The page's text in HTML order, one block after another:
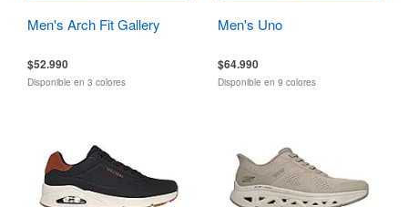
Men's Arch Fit Gallery
$52.990
Disponible en 3 colores
Men's Uno
$64.990
Disponible en 9 colores